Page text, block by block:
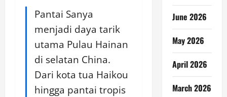
Pantai Sanya
menjadi daya tarik
utama Pulau Hainan
di selatan China.
Dari kota tua Haikou
hingga pantai tropis
June 2026
May 2026
April 2026
March 2026